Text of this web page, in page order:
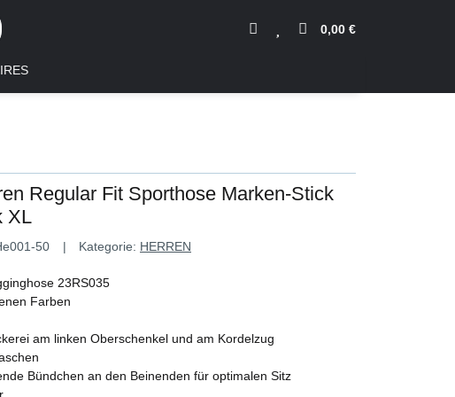
0,00 €
Regular Fit Sporthose Marken-Stick
XL
50 Kategorie: HERREN
23RS035
Farben
am linken Oberschenkel und am Kordelzug
Bündchen an den Beinenden für optimalen Sitz